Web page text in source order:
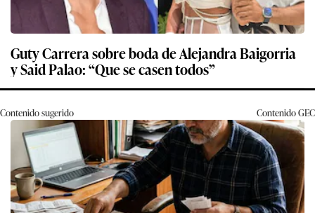
Guty Carrera sobre boda de Alejandra Baigorria
y Said Palao: “Que se casen todos”
Contenido sugerido ContenidoGEC